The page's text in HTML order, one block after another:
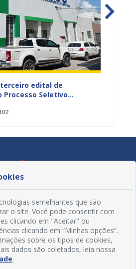
edital de
Processo Seletivo
semelhantes que são
o site. Você pode consentir com
clicando em "Aceitar" ou
clicando em “Minhas opções”.
sobre os tipos de cookies,
dados são coletados, leia nossa
.